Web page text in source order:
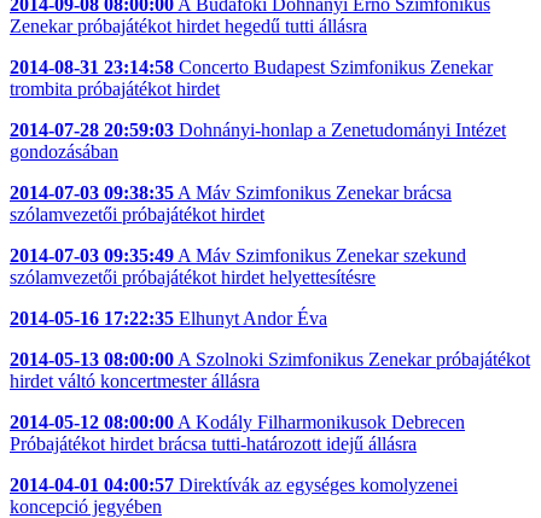
Zenekar próbajátékot hirdet hegedű tutti állásra
2014-08-31 23:14:58 Concerto Budapest Szimfonikus Zenekar
trombita próbajátékot hirdet
2014-07-28 20:59:03 Dohnányi-honlap a Zenetudományi Intézet
gondozásában
2014-07-03 09:38:35 A Máv Szimfonikus Zenekar brácsa
szólamvezetői próbajátékot hirdet
2014-07-03 09:35:49 A Máv Szimfonikus Zenekar szekund
szólamvezetői próbajátékot hirdet helyettesítésre
2014-05-16 17:22:35 Elhunyt Andor Éva
2014-05-13 08:00:00 A Szolnoki Szimfonikus Zenekar próbajátékot
hirdet váltó koncertmester állásra
2014-05-12 08:00:00 A Kodály Filharmonikusok Debrecen
Próbajátékot hirdet brácsa tutti-határozott idejű állásra
2014-04-01 04:00:57 Direktívák az egységes komolyzenei
koncepció jegyében